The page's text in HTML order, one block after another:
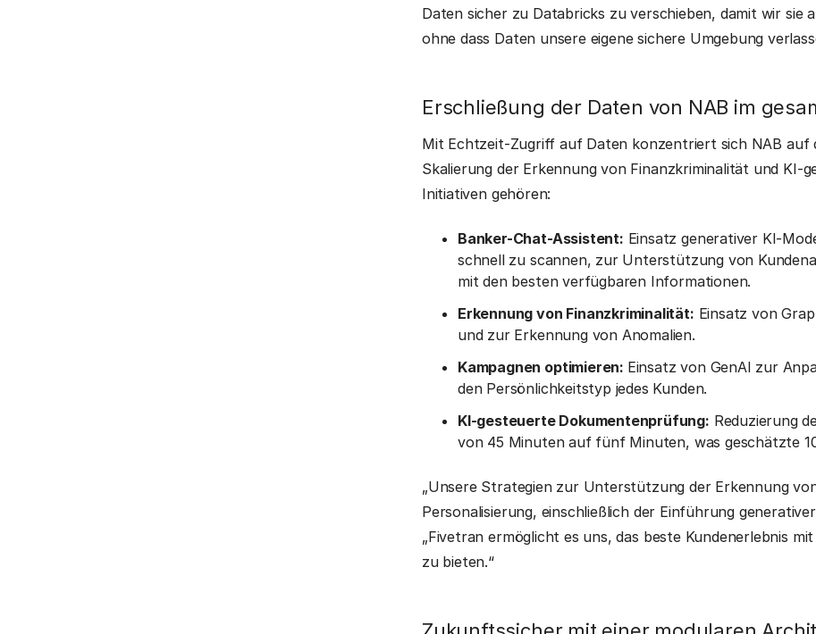
Daten sicher zu Databricks zu verschieben, damit wir sie
ohne dass Daten unsere eigene sichere Umgebung
Erschließung der Daten von NAB im
Mit Echtzeit-Zugriff auf Daten konzentriert sich NAB auf
Skalierung der Erkennung von Finanzkriminalität und
Initiativen gehören:
Banker-Chat-Assistent: Einsatz generativer KI-
schnell zu scannen, zur Unterstützung von
mit den besten verfügbaren Informationen.
Erkennung von Finanzkriminalität: Einsatz von
und zur Erkennung von Anomalien.
Kampagnen optimieren: Einsatz von GenAI zur
den Persönlichkeitstyp jedes Kunden.
KI-gesteuerte Dokumentenprüfung: Reduzierung
von 45 Minuten auf fünf Minuten, was geschätzte
„Unsere Strategien zur Unterstützung der Erkennung
Personalisierung, einschließlich der Einführung
„Fivetran ermöglicht es uns, das beste Kundenerlebnis
zu bieten.“